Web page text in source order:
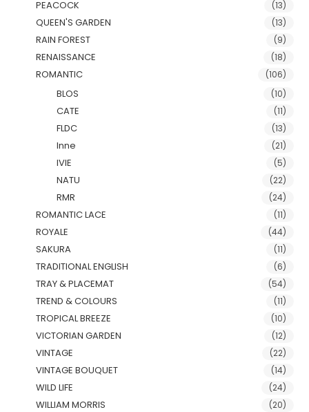
PEACOCK (13)
QUEEN'S GARDEN (13)
RAIN FOREST (9)
RENAISSANCE (18)
ROMANTIC (106)
BLOS (10)
CATE (11)
FLDC (13)
Inne (21)
IVIE (5)
NATU (22)
RMR (24)
ROMANTIC LACE (11)
ROYALE (44)
SAKURA (11)
TRADITIONAL ENGLISH (6)
TRAY & PLACEMAT (54)
TREND & COLOURS (11)
TROPICAL BREEZE (10)
VICTORIAN GARDEN (12)
VINTAGE (22)
VINTAGE BOUQUET (14)
WILD LIFE (24)
WILLIAM MORRIS (20)